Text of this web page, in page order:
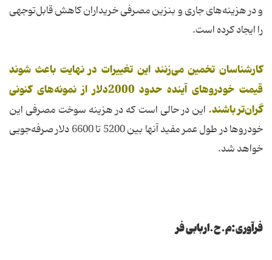
و در هزینه‌های جاری و بنزین مصرفی خریداران کاهش قابل‌توجهی
را ایجاد کرده است.
کارشناسان تخمین می‌زنند این تغییرات در نهایت باعث شوند
قیمت خودروهای آینده حدود 2000دلار از نمونه‌های کنونی
گران‌تر باشند. این در حالی است که در هزینه سوخت مصرفی این
خودروها در طول عمر مفید آنها بین 5200 تا 6600 دلار صرفه‌جویی
خواهد شد.
فرآوری:م.ح.اربابی فر